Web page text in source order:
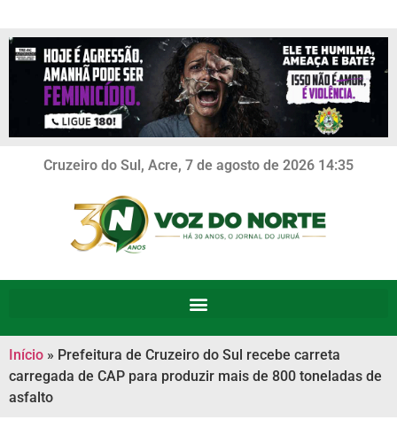
Cruzeiro do Sul, Acre, 7 de agosto de 2026 14:35
Início » Prefeitura de Cruzeiro do Sul recebe carreta
carregada de CAP para produzir mais de 800 toneladas de
asfalto